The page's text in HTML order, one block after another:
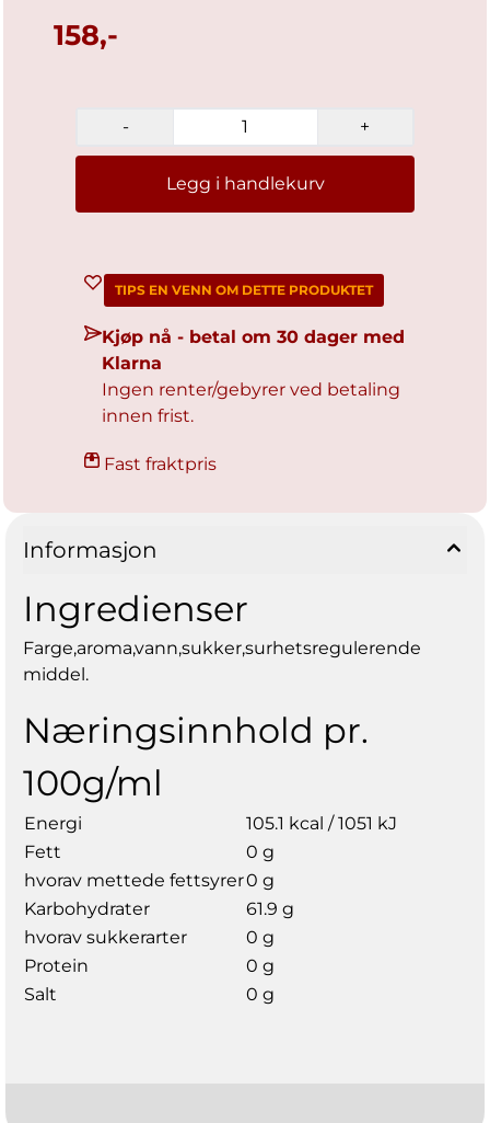
158,-
- +
Legg i handlekurv
TIPS EN VENN OM DETTE PRODUKTET
Kjøp nå - betal om 30 dager med
Klarna
Ingen renter/gebyrer ved betaling
innen frist.
Fast fraktpris
Informasjon
Ingredienser
Farge,aroma,vann,sukker,surhetsregulerende
middel.
Næringsinnhold pr.
100g/ml
Energi
105.1 kcal / 1051 kJ
Fett
0 g
hvorav mettede fettsyrer0 g
Karbohydrater
61.9 g
hvorav sukkerarter
0 g
Protein
0 g
Salt
0 g